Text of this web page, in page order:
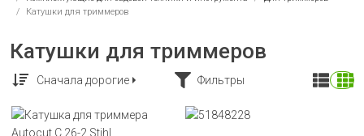
Катушки для триммеров
Катушки для триммеров
Сначала дорогие Фильтры